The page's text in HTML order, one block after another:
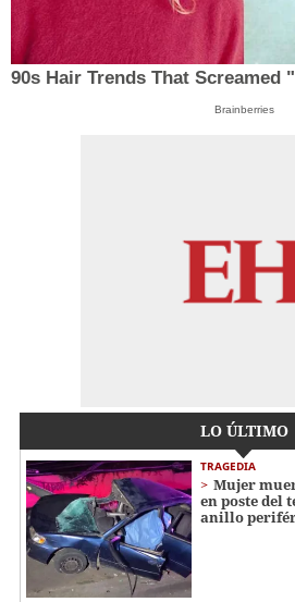
90s Hair Trends That Screamed
Brainberries
LO ÚLTIMO
TRAGEDIA
Mujer
en poste del
anillo